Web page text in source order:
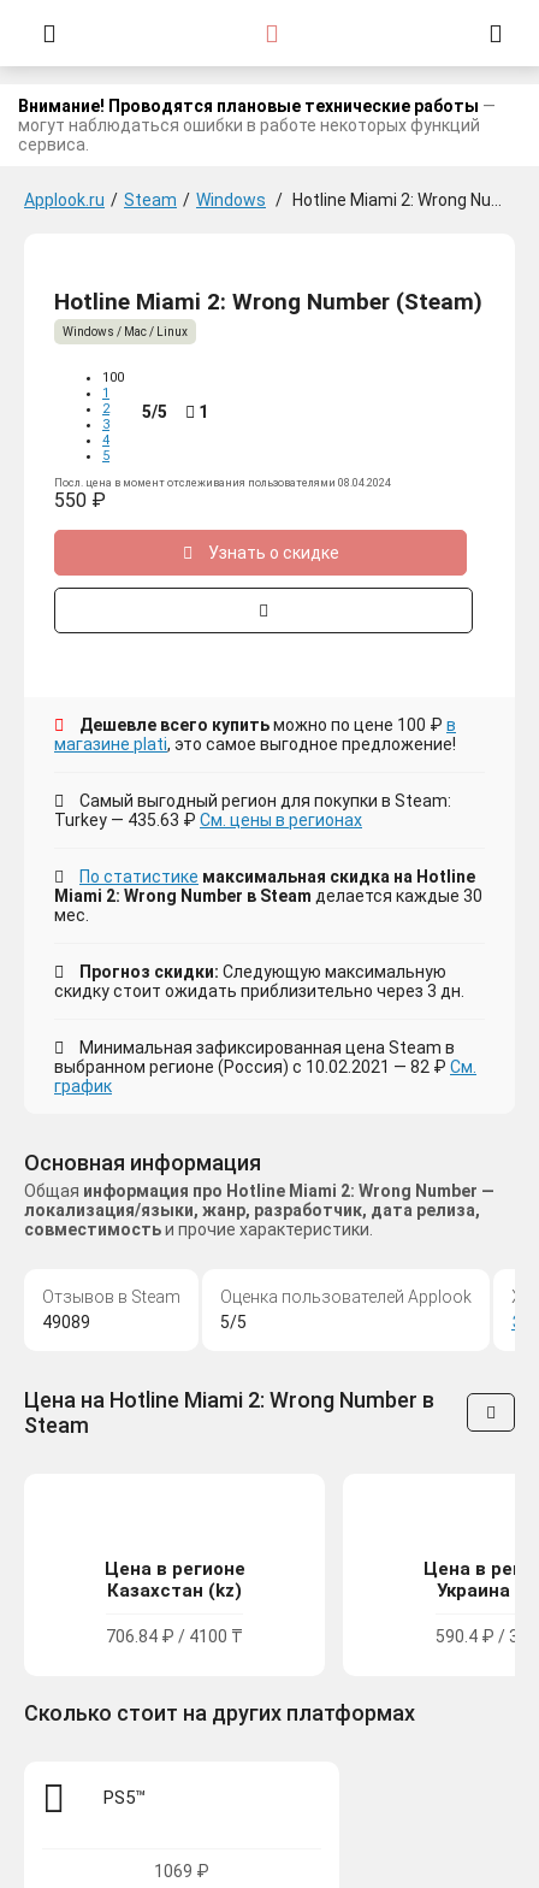
Внимание! Проводятся плановые технические работы —
могут наблюдаться ошибки в работе некоторых функций
сервиса.
Applook.ru / Steam / Windows / Hotline Miami 2: Wrong Number
Hotline Miami 2: Wrong Number (Steam)
Windows / Mac / Linux
100
1
2
3
4
5
5/5 1
Посл. цена в момент отслеживания пользователями 08.04.2024
550 ₽
Узнать о скидке
Дешевле всего купитьможно по цене 100 ₽ в
магазине plati, это самое выгодное предложение!
Самый выгодный регион для покупки в Steam:
Turkey — 435.63 ₽ См. цены в регионах
По статистике максимальная скидка на Hotline
Miami 2: Wrong Number в Steam делается каждые 30
мес.
Прогноз скидки: Следующую максимальную
скидку стоит ожидать приблизительно через 3 дн.
Минимальная зафиксированная цена Steam в
выбранном регионе (Россия) с 10.02.2021 — 82 ₽ См.
график
Основная информация
Общая информация про Hotline Miami 2: Wrong Number —
локализация/языки, жанр, разработчик, дата релиза,
совместимостьи прочие характеристики.
Отзывов в Steam
49089
Оценка пользователей Applook
5/5
Цена на Hotline Miami 2: Wrong Number в
Steam
Цена в регионе
Казахстан (kz)
706.84 ₽ / 4100 ₸
Цена в
Украина
590.4 ₽ /
Сколько стоит на других платформах
PS5™
1069 ₽